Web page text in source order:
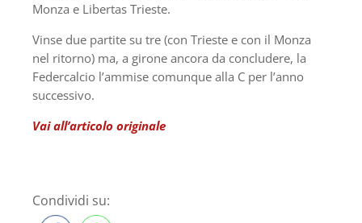
Monza e Libertas Trieste.
Vinse due partite su tre (con Trieste e con il Monza
nel ritorno) ma, a girone ancora da concludere, la
Federcalcio l’ammise comunque alla C per l’anno
successivo.
Vai all’articolo originale
Condividi su: